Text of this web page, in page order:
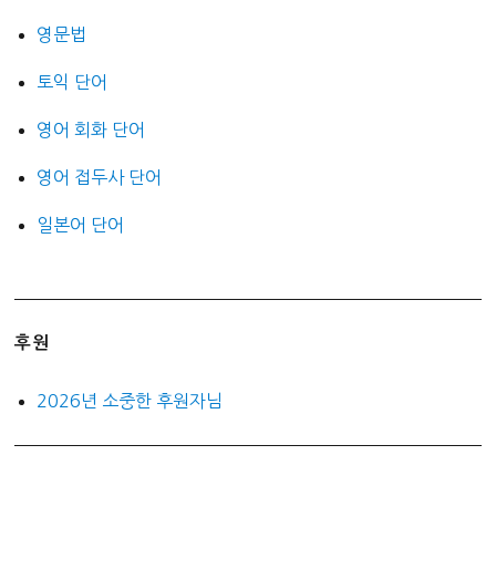
영문법
토익 단어
영어 회화 단어
영어 접두사 단어
일본어 단어
후원
2026년 소중한 후원자님